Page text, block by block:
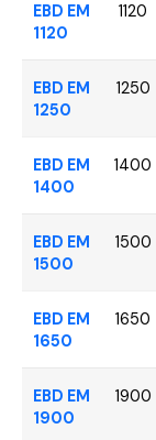
EBD EM
1120
1120
EBD EM
1250
1250
EBD EM
1400
1400
EBD EM
1500
1500
EBD EM
1650
1650
EBD EM
1900
1900